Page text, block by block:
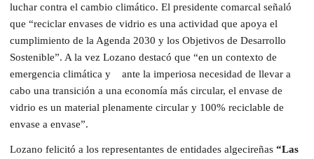
luchar contra el cambio climático. El presidente comarcal señaló
que “reciclar envases de vidrio es una actividad que apoya el
cumplimiento de la Agenda 2030 y los Objetivos de Desarrollo
Sostenible”. A la vez Lozano destacó que “en un contexto de
emergencia climática y ante la imperiosa necesidad de llevar a
cabo una transición a una economía más circular, el envase de
vidrio es un material plenamente circular y 100% reciclable de
envase a envase”.
Lozano felicitó a los representantes de entidades algecireñas “Las